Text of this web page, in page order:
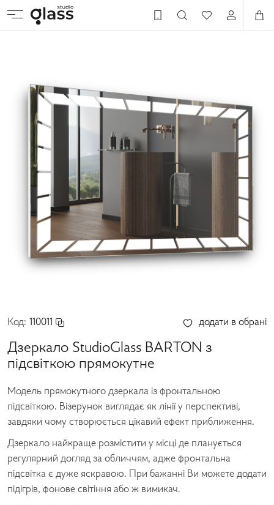
Код: 110011 додати в обрані
Дзеркало StudioGlass BARTON з
підсвіткою прямокутне
Модель прямокутного дзеркала із фронтальною
підсвіткою. Візерунок виглядає як лінії у перспективі,
завдяки чому створюється цікавий ефект приближення.
Дзеркало найкраще розмістити у місці де планується
регулярний догляд за обличчям, адже фронтальна
підсвітка є дуже яскравою. При бажанні Ви можете додати
підігрів, фонове світіння або ж вимикач.